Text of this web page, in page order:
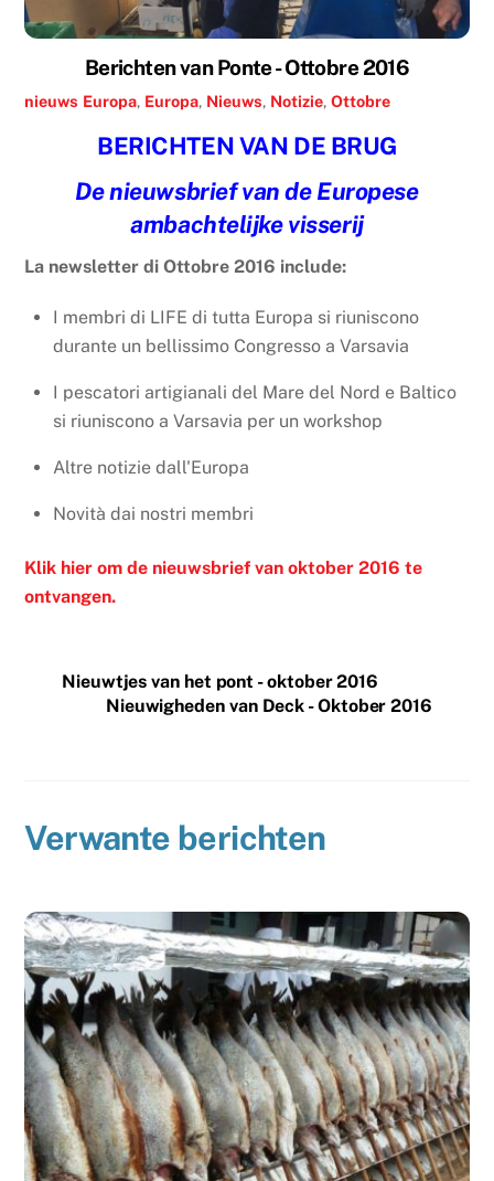
Berichten van Ponte - Ottobre 2016
nieuws Europa, Europa, Nieuws, Notizie,Ottobre
BERICHTEN VAN DE BRUG
De nieuwsbrief van de Europese
ambachtelijke visserij
La newsletter di Ottobre 2016 include:
I membri di LIFE di tutta Europa si riuniscono
durante un bellissimo Congresso a Varsavia
I pescatori artigianali del Mare del Nord e Baltico
si riuniscono a Varsavia per un workshop
Altre notizie dall'Europa
Novità dai nostri membri
Klik hier om de nieuwsbrief van oktober 2016 te
ontvangen.
Nieuwtjes van het pont - oktober 2016
Nieuwigheden van Deck - Oktober 2016
Verwante berichten